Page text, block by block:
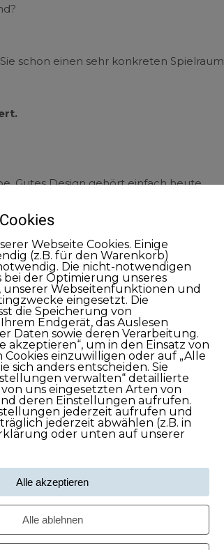
schon einen sehr konkreten Spielraum
Gutes Design gehört einfach heute
und Angebote sind heute einfach
der Konkurrenz abgrenzen können.
Zielgruppe kommunizieren.
und klar umrissenen Zielgruppe,
doppelt so gut ist, wie existierende
dass die erdachte Lösung zur Hälfte
existierende Lösungen.
klar umrissene Zielgruppe gute
Angebote wie eigenständige
folgen.
Webseite Cookies. Einige
(z.B. für den Warenkorb)
Die nicht-notwendigen
bei der Optimierung unseres
unserer Webseitenfunktionen und
eingesetzt. Die
die Speicherung von
Endgerät, das Auslesen
Daten sowie deren Verarbeitung.
akzeptieren“, um in den Einsatz von
einzuwilligen oder auf „Alle
sich anders entscheiden. Sie
verwalten“ detaillierte
uns eingesetzten Arten von
deren Einstellungen aufrufen.
jederzeit aufrufen und
jederzeit abwählen (z.B. in
oder unten auf unserer
Alle akzeptieren
Alle ablehnen